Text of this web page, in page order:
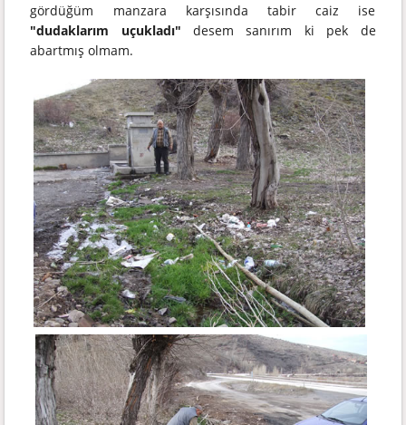
gördüğüm manzara karşısında tabir caiz ise
"dudaklarım uçukladı" desem sanırım ki pek de
abartmış olmam.